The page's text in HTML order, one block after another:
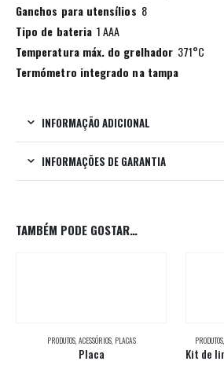
Ganchos para utensílios 8
Tipo de bateria 1 AAA
Temperatura máx. do grelhador 371°C
Termómetro integrado na tampa
INFORMAÇÃO ADICIONAL
INFORMAÇÕES DE GARANTIA
TAMBÉM PODE GOSTAR…
PRODUTOS, ACESSÓRIOS, PLACAS
Placa
PRODUTOS